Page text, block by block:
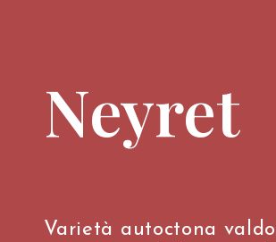
Neyret
Varietà autoctona